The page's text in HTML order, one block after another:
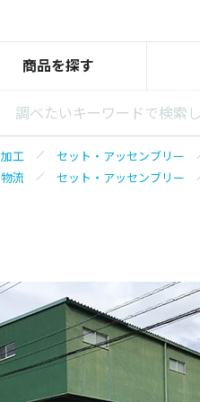
商品を探す
加工 セット・アッセンブリー
物流 セット・アッセンブリー